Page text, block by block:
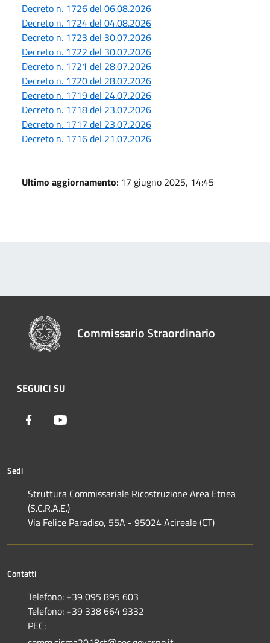
Decreto n. 1726 del 06.08.2026
Decreto n. 1724 del 04.08.2026
Decreto n. 1723 del 30.07.2026
Decreto n. 1722 del 30.07.2026
Decreto n. 1721 del 28.07.2026
Decreto n. 1720 del 28.07.2026
Decreto n. 1719 del 24.07.2026
Decreto n. 1718 del 23.07.2026
Decreto n. 1717 del 23.07.2026
Decreto n. 1716 del 21.07.2026
Ultimo aggiornamento: 17 giugno 2025, 14:45
Commissario Straordinario
SEGUICI SU
Facebook
Sedi
Struttura Commissariale Ricostruzione Area Etnea
(S.C.R.A.E.)
Via Felice Paradiso, 55A - 95024 Acireale (CT)
Contatti
Telefono: +39 095 895 603
Telefono: +39 338 664 9332
PEC: